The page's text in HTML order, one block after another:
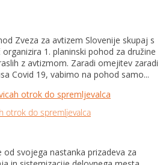
Zveza za avtizem Slovenije skupaj s
1. planinski pohod za družine
z avtizmom. Zaradi omejitev zaradi
Covid 19, vabimo na pohod samo...
otrok do spremljevalca
od svojega nastanka prizadeva za